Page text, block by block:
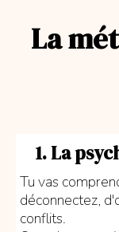
La
1. La
Tu vas
déconnectez,
conflits.